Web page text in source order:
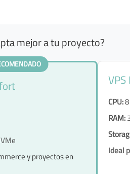
mejor a tu proyecto?
y proyectos en
CPU:
RAM:
Ideal